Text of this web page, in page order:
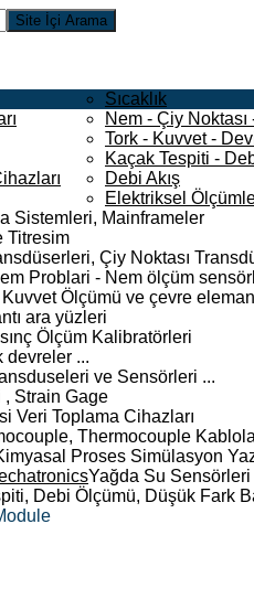
Sıcaklık
Nem - Çiy Noktası
Tork - Kuvvet -
Kaçak Tespiti -
Debi Akış
Elektriksel
Sistemleri, Mainframeler
Titresim
Çiy Noktası
Problari - Nem ölçüm
Ölçümü ve çevre
ara yüzleri
Ölçüm Kalibratörleri
devreler ...
ve Sensörleri ...
, Strain Gage
Veri Toplama Cihazları
Thermocouple
Proses Simülasyon
Yağda Su Sensörleri
Debi Ölçümü, Düşük Fark